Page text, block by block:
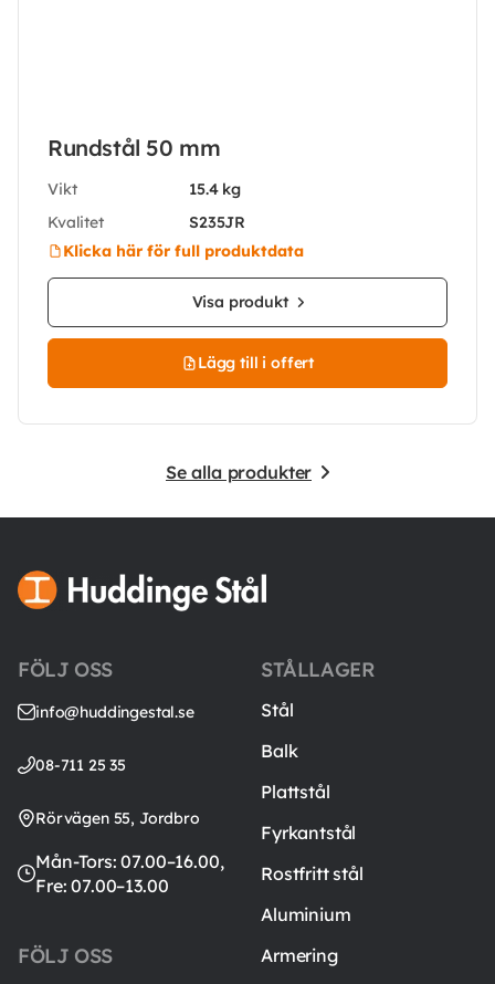
Rundstål 50 mm
Vikt
15.4 kg
Kvalitet
S235JR
Klicka här för full produktdata
Visa produkt
Lägg till i offert
Se alla produkter
FÖLJ OSS
info@huddingestal.se
08-711 25 35
Rörvägen 55, Jordbro
Mån-Tors: 07.00–16.00,
Fre: 07.00–13.00
FÖLJ OSS
STÅLLAGER
Stål
Balk
Plattstål
Fyrkantstål
Rostfritt stål
Aluminium
Armering